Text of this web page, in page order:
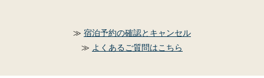
宿泊予約の確認とキャンセル
よくあるご質問はこちら